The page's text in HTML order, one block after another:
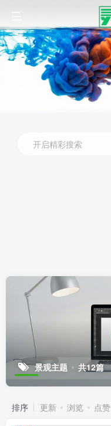
开启精彩搜索
景观主题 共12篇
排序 更新 浏览 点赞